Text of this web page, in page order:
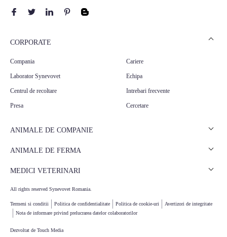
CORPORATE
Compania
Laborator Synevovet
Centrul de recoltare
Presa
Cariere
Echipa
Intrebari frecvente
Cercetare
ANIMALE DE COMPANIE
Analize caini
ANIMALE DE FERMA
Analize rumegatoare mari
MEDICI VETERINARI
Articole stiintifice
All rights reserved Synevovet Romania.
Termeni si conditii Politica de confidentialitate Politica de cookie-uri
Avertizori de integritate
Nota de informare privind prelucrarea datelor colaboratorilor
Dezvoltat de Touch Media